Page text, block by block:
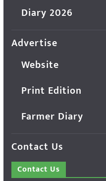
Diary 2026
Advertise
Website
Print Edition
Farmer Diary
Contact Us
Contact Us